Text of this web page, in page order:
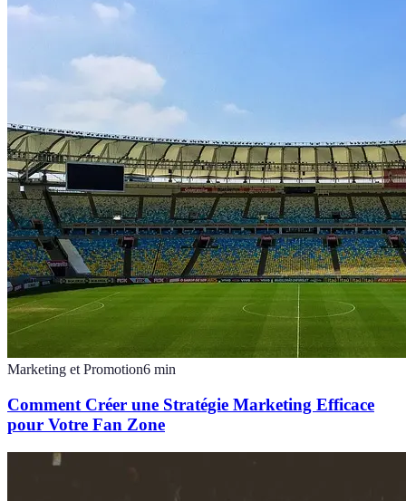
Marketing et Promotion6 min
Comment Créer une Stratégie Marketing Efficace
pour Votre Fan Zone